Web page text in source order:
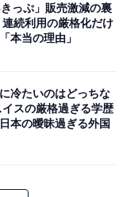
きっぷ」販売激減の裏
続利用の厳格化だけ
本当の理由」
に冷たいのはどっちな
スの厳格過ぎる学歴
本の曖昧過ぎる外国